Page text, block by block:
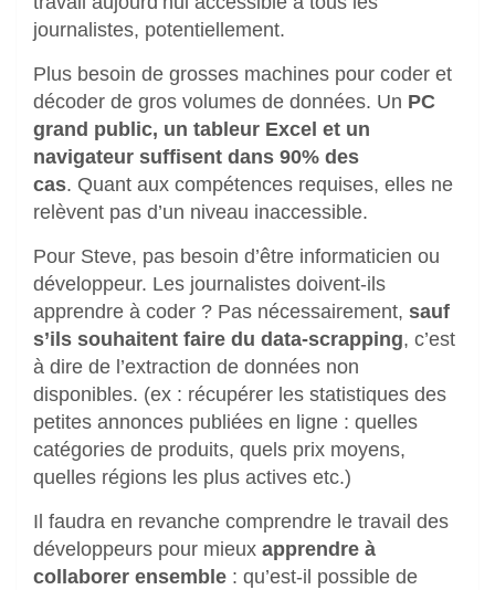
journalistes, potentiellement.
Plus besoin de grosses machines pour coder et
décoder de gros volumes de données. Un PC
grand public, un tableur Excel et un
navigateur suffisent dans 90% des
cas. Quant aux compétences requises, elles ne
relèvent pas d’un niveau inaccessible.
Pour Steve, pas besoin d’être informaticien ou
développeur. Les journalistes doivent-ils
apprendre à coder ? Pas nécessairement, sauf
s’ils souhaitent faire du data-scrapping, c’est
à dire de l’extraction de données non
disponibles. (ex : récupérer les statistiques des
petites annonces publiées en ligne : quelles
catégories de produits, quels prix moyens,
quelles régions les plus actives etc.)
Il faudra en revanche comprendre le travail des
développeurs pour mieux apprendre à
collaborer ensemble : qu’est-il possible de